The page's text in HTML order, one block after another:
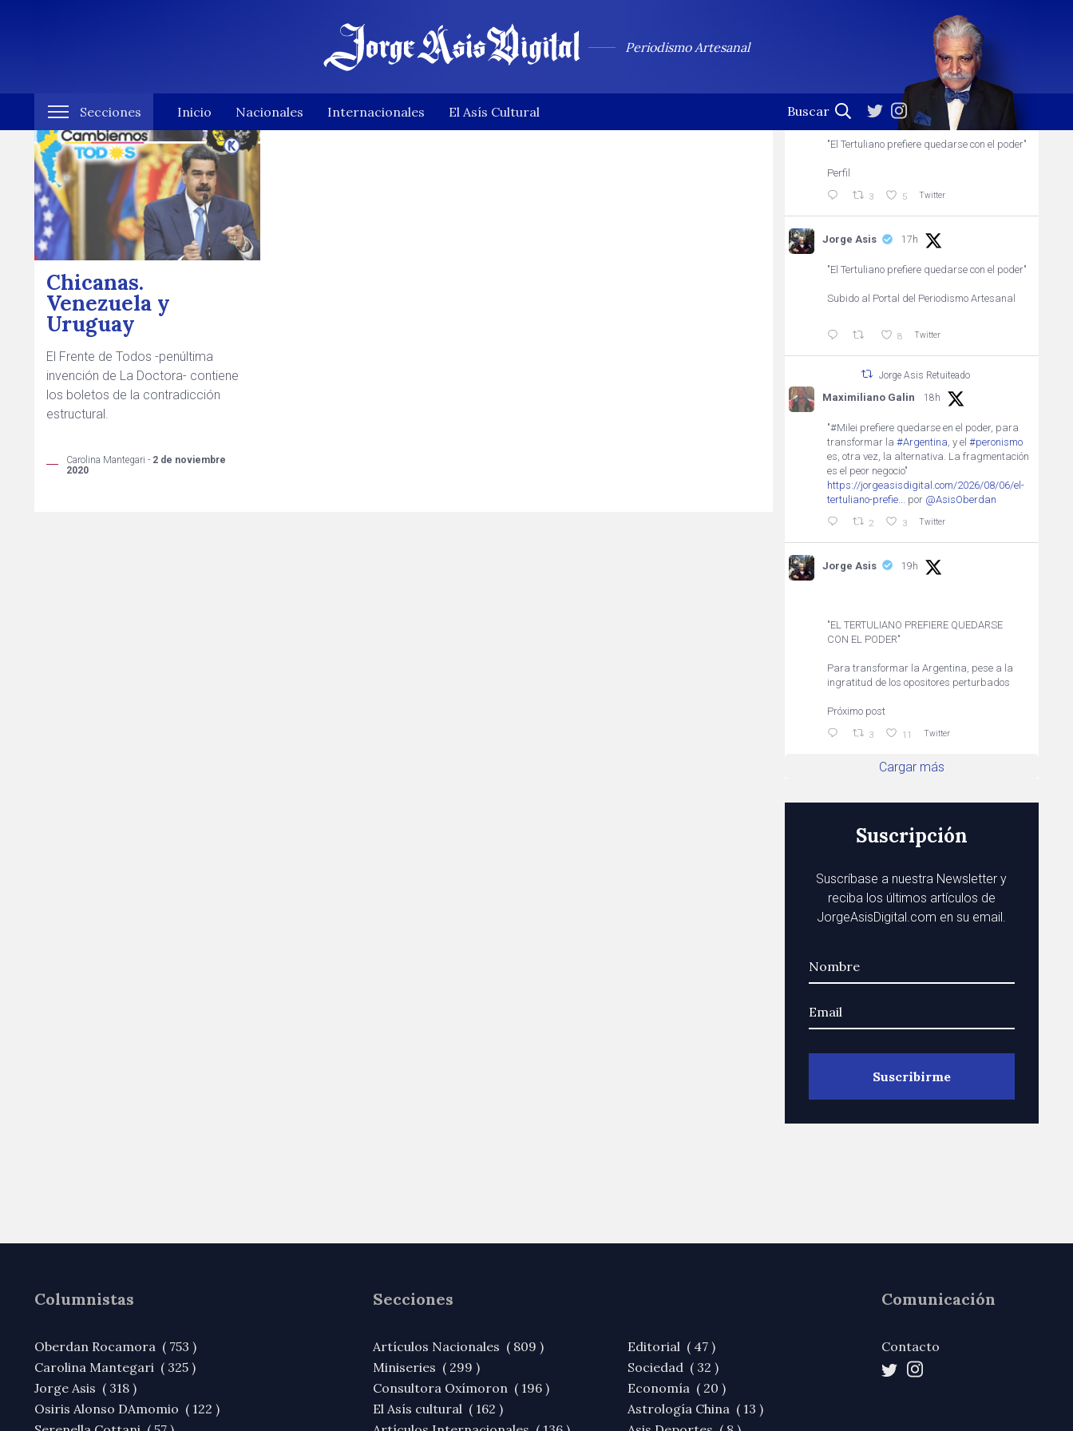
Periodismo Artesanal
Secciones Inicio Nacionales Internacionales El Asís Cultural
Chicanas.
Venezuela y
Uruguay
El Frente de Todos -penúltima
invención de La Doctora- contiene
los boletos de la contradicción
estructural.
Carolina Mantegari - 2 de noviembre
2020
Seguir
Profesional de la palabra. (En esta cuenta no se leen
Jorge Asis 12h
"El Tertuliano prefiere quedarse con el poder"
Perfil
3 5 Twitter
Jorge Asis 17h
"El Tertuliano prefiere quedarse con el poder"
Subido al Portal del Periodismo Artesanal
8 Twitter
Jorge Asis Retuiteado
Maximiliano Galin 18h
"#Milei prefiere quedarse en el poder, para
transformar la #Argentina , y el #peronismo
es, otra vez, la alternativa. La fragmentación
es el peor negocio"
https://jorgeasisdigital.com/2026/08/06/el-
tertuliano-prefie...
por @AsisOberdan
2 3 Twitter
Jorge Asis 19h
"EL TERTULIANO PREFIERE QUEDARSE
CON EL PODER"
Para transformar la Argentina, pese a la
ingratitud de los opositores perturbados
Próximo post
3 11 Twitter
Cargar más
Suscripción
Suscríbase a nuestra Newsletter y
reciba los últimos artículos de
JorgeAsisDigital.com en su email.
Columnistas
Oberdan Rocamora ( 753 )
Carolina Mantegari ( 325 )
Jorge Asis ( 318 )
Osiris Alonso DAmomio ( 122 )
Secciones
Artículos Nacionales ( 809 )
Miniseries ( 299 )
Consultora Oxímoron ( 196 )
El Asís cultural ( 162 )
Editorial ( 47 )
Sociedad ( 32 )
Economía ( 20 )
Astrología China ( 13 )
Comunicación
Contacto